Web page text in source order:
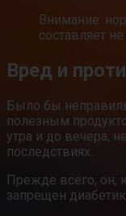
Внимание:
составляет
Вред и
Было бы
полезным
утра и до вечера,
последствиях.
Прежде всего, он,
запрещен